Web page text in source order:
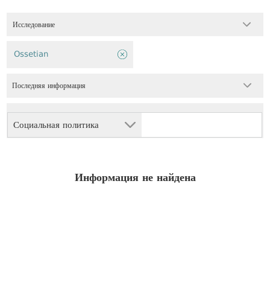
Исследование
Социальная политика
Ossetian
Последняя информация
Информация не найдена